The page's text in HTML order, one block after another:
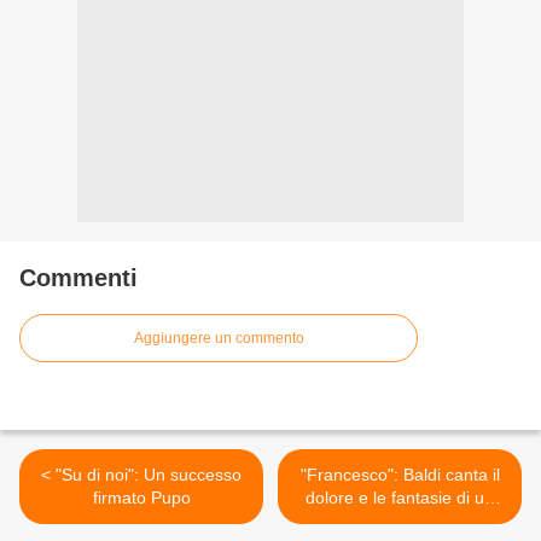
Commenti
Aggiungere un commento
< "Su di noi": Un successo
firmato Pupo
"Francesco": Baldi canta il
dolore e le fantasie di un
"matto" >